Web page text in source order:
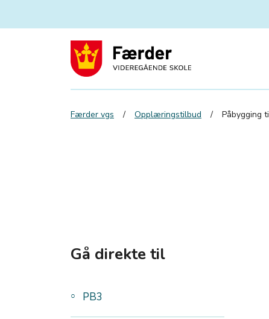
Færder vgs Opplæringstilbud Påbygging
Gå direkte til
PB3